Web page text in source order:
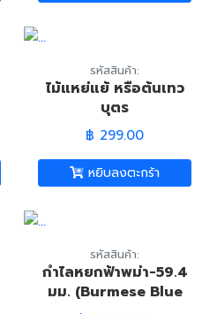
รหัสสินค้า:
ไม้แหย่แย้ หรือต้นเทว
บุตร
฿ 299.00
หยิบลงตะกร้า
รหัสสินค้า:
กำไลหยกฟ้าพม่า-59.4
มม. (Burmese Blue